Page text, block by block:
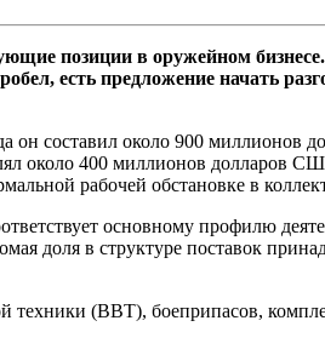
позиции в оружейном бизнесе.
есть предложение начать
он составил около 900
около 400 миллионов долларов
рабочей обстановке в
основному профилю
доля в структуре поставок
техники (ВВТ), боеприпасов,